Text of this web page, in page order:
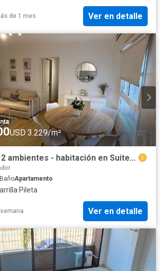
de 1 mes Ver en detalle
USD 3.229/m²
Departamento 2 ambientes - habitación en Suite, Martínez Centro
BañoApartamento
·Pileta
Ver en detalle